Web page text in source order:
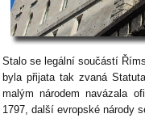
Stalo se legální součástí
byla přijata tak zvaná
malým národem navázala
1797, další evropské národy